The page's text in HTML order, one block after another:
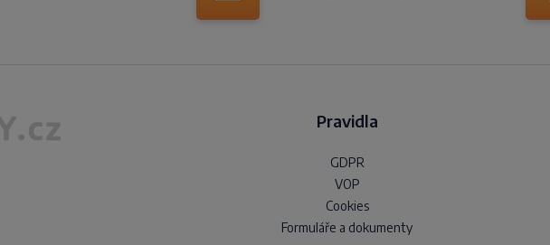
Pravidla
GDPR
VOP
Cookies
Formuláře a dokumenty